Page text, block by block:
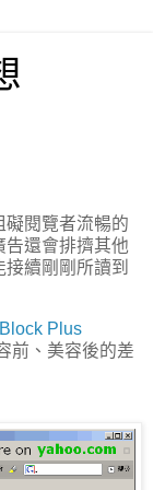
礙閱覽者流暢的
告還會排擠其他
續剛剛所讀到
Plus
前、美容後的差